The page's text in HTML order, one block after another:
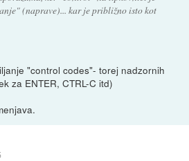
(naprave)... kar je približno isto kot
"control codes"- torej nadzornih
za ENTER, CTRL-C itd)